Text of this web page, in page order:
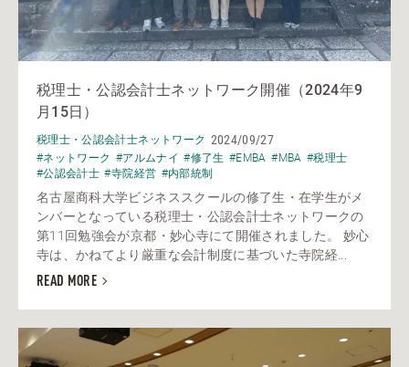
税理士・公認会計士ネットワーク開催（2024年9
月15日）
税理士・公認会計士ネットワーク 2024/09/27
#ネットワーク #アルムナイ #修了生 #EMBA #MBA #税理士
#公認会計士 #寺院経営 #内部統制
名古屋商科大学ビジネススクールの修了生・在学生がメ
ンバーとなっている税理士・公認会計士ネットワークの
第11回勉強会が京都・妙心寺にて開催されました。 妙心
寺は、かねてより厳重な会計制度に基づいた寺院経...
READ MORE